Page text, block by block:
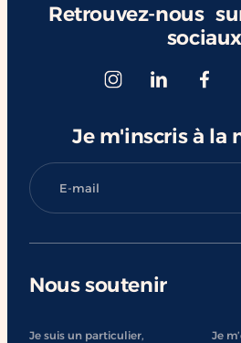
Retrouvez-nous
sociaux
Je m'inscris à la
Nous soutenir
Je suis un particulier,
Je